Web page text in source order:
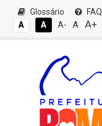
Glossário FAQ
A
A A- A A+